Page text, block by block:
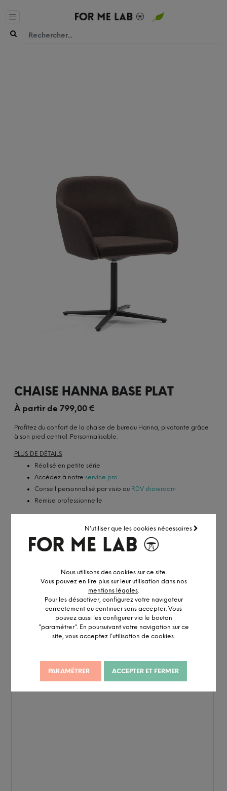
N'utiliser que les cookies nécessaires
Nous utilisons des cookies sur ce site.
Vous pouvez en lire plus sur leur utilisation dans nos
mentions légales.
Pour les désactiver, configurez votre navigateur
correctement ou continuer sans accepter. Vous
pouvez aussi les configurer via le bouton
"paramétrer". En poursuivant votre navigation sur ce
site, vous acceptez l’utilisation de cookies.
PARAMÉTRER ACCEPTER ET FERMER
CHAISE HANNA BASE PLAT
À partir de 799,00€
Profitez du confort de la chaise de bureau Hanna, pivotante grâce
à son pied central. Personnalisable.
PLUS DE DÉTAILS
Réalisé en petite série
Accédez à notre service pro
Conseil personnalisé par visio ou RDV showroom
Remise professionnelle
CONFIGURER MA CHAISE